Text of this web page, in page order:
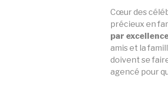
Cœur des
précieux en
par
amis et la
doivent se
agencé pour